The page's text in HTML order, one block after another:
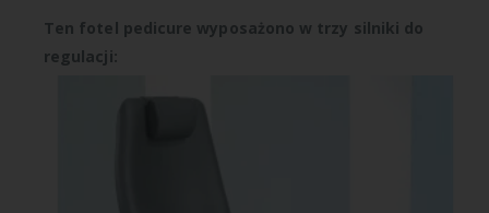
Ten fotel pedicure wyposażono w trzy silniki do
regulacji: